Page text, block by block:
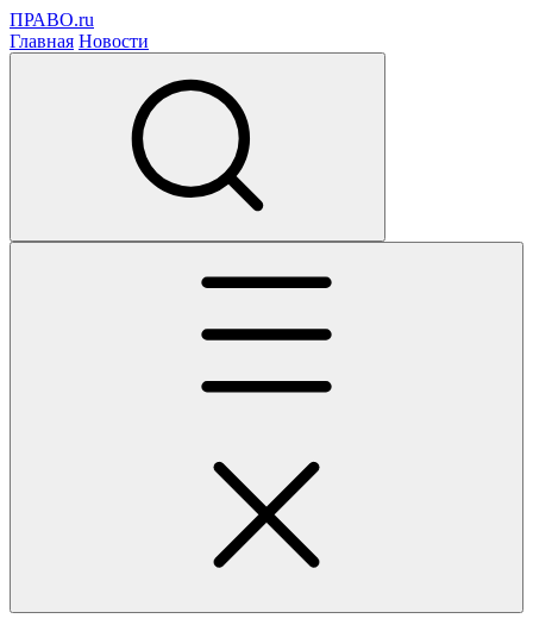
ПРАВО.ru
Главная Новости